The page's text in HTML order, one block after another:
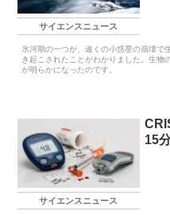
サイエンスニュース
氷河期の一つが、遠くの小惑星の崩壊で
き起こされたことがわかりました。生物
が明らかになったのです。
サイエンスニュース
15